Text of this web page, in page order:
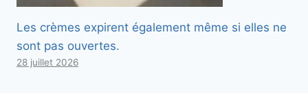
Les crèmes expirent également même si elles ne
sont pas ouvertes.
28 juillet 2026